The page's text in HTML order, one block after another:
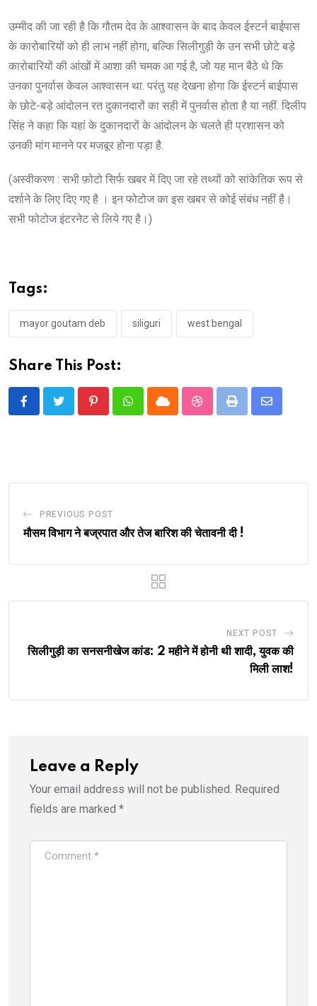
उम्मीद की जा रही है कि गौतम देव के आश्वासन के बाद केवल ईस्टर्न बाईपास
के कारोबारियों को ही लाभ नहीं होगा, बल्कि सिलीगुड़ी के उन सभी छोटे बड़े
कारोबारियों की आंखों में आशा की चमक आ गई है, जो यह मान बैठे थे कि
उनका पुनर्वास केवल आश्वासन था. परंतु यह देखना होगा कि ईस्टर्न बाईपास
के छोटे-बड़े आंदोलन रत दुकानदारों का सही में पुनर्वास होता है या नहीं. दिलीप
सिंह ने कहा कि यहां के दुकानदारों के आंदोलन के चलते ही प्रशासन को
उनकी मांग मानने पर मजबूर होना पड़ा है.
(अस्वीकरण : सभी फ़ोटो सिर्फ खबर में दिए जा रहे तथ्यों को सांकेतिक रूप से
दर्शाने के लिए दिए गए है । इन फोटोज का इस खबर से कोई संबंध नहीं है।
सभी फोटोज इंटरनेट से लिये गए है।)
Tags:
mayor goutam deb siliguri west bengal
Share This Post:
PinterestWhatsappCloud StumbleUpon
Print
Share
PREVIOUS POST
मौसम विभाग ने बज्रपात और तेज बारिश की चेतावनी दी !
NEXT POST
सिलीगुड़ी का सनसनीखेज कांड: 2 महीने में होनी थी शादी, युवक की
मिली लाश!
Leave a Reply
Your email address will not be published. Required
fields are marked *